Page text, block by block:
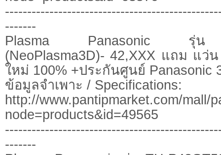
-------
Plasma Panasonic รุ่น
(NeoPlasma3D)- 42,XXX แถม แ
ใหม่ 100% +ประกันศูนย์ Panasonic
ข้อมูลจำเพาะ / Specifications:
http://www.pantipmarket.com/mall/
node=products&id=49565
-------